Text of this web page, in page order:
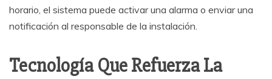
horario, el sistema puede activar una alarma o enviar una
notificación al responsable de la instalación.
Tecnología Que Refuerza La